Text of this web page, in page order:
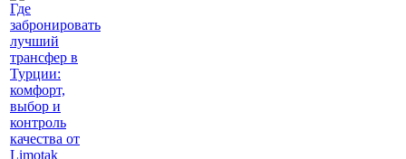
Где
забронировать
лучший
трансфер в
Турции:
комфорт,
выбор и
контроль
качества от
Limotak